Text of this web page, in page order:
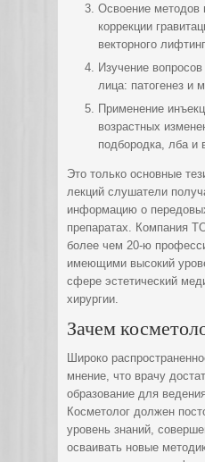
Освоение методов
коррекции
векторного
Изучение
лица: патогенез и
Применение
возрастных
подбородка, лба и
Это только основные
лекций слушатели
информацию о
препаратах. Компания
более чем 20-ю
имеющими высокий
сфере эстетический
хирургии.
Зачем
Широко
мнение, что врачу
образование для
Косметолог должен
уровень знаний,
осваивать новые